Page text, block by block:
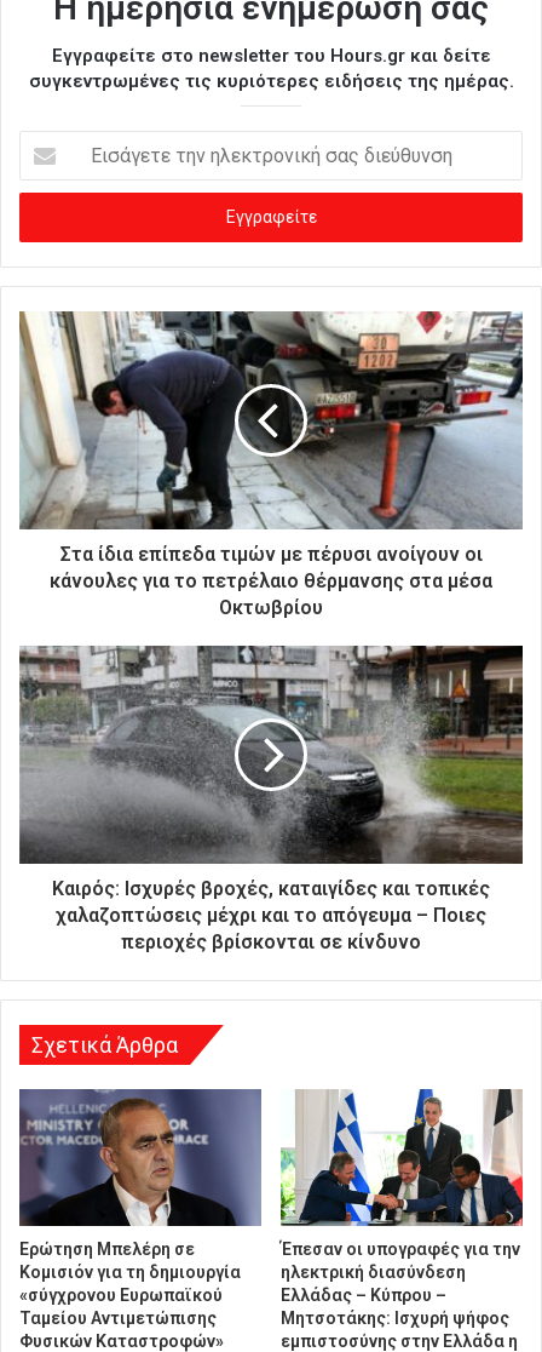
Η ημερήσια ενημέρωσή σας
Εγγραφείτε στο newsletter του Hours.gr και δείτε
συγκεντρωμένες τις κυριότερες ειδήσεις της ημέρας.
σ
γ
ε
ε
τ
η
ν
τ
κ
ή
σ
α
ε
η
Στα ίδια επίπεδα τιμών με πέρυσι ανοίγουν οι
κάνουλες για το πετρέλαιο θέρμανσης στα μέσα
Οκτωβρίου
Καιρός: Ισχυρές βροχές, καταιγίδες και τοπικές
χαλαζοπτώσεις μέχρι και το απόγευμα – Ποιες
περιοχές βρίσκονται σε κίνδυνο
Σχετικά Άρθρα
Ερώτηση Μπελέρη σε
Κομισιόν για τη δημιουργία
«σύγχρονου Ευρωπαϊκού
Ταμείου Αντιμετώπισης
Φυσικών Καταστροφών»
Έπεσαν οι υπογραφές για την
ηλεκτρική διασύνδεση
Ελλάδας – Κύπρου –
Μητσοτάκης: Ισχυρή ψήφος
εμπιστοσύνης στην Ελλάδα η